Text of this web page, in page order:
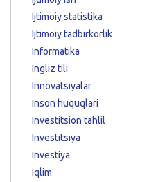
Ijtimoiy statistika
Ijtimoiy tadbirkorlik
Informatika
Ingliz tili
Innovatsiyalar
Inson huquqlari
Investitsion tahlil
Investitsiya
Investiya
Iqlim